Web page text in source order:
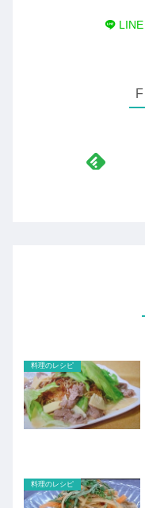
LINE
料理のレシピ
料理のレシピ